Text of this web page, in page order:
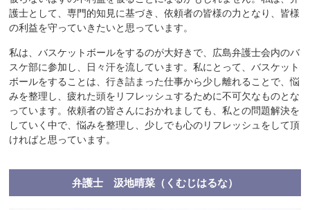
護士として、専門的知見に基づき、依頼者の皆様の力となり、皆様
の利益を守っていきたいと思っています。
私は、バスケットボールをするのが大好きで、広島弁護士会内のバ
スケ部に参加し、日々汗を流しています。私にとって、バスケット
ボールをすることは、行き詰まった仕事から少し離れることで、悩
みを整理し、疲れた頭をリフレッシュするために不可欠なものとな
っています。依頼者の皆さんにおかれましても、私との問題解決を
していく中で、悩みを整理し、少しでも心のリフレッシュをして頂
ければと思っています。
弁護士 汲地晴菜（くむじはるな）